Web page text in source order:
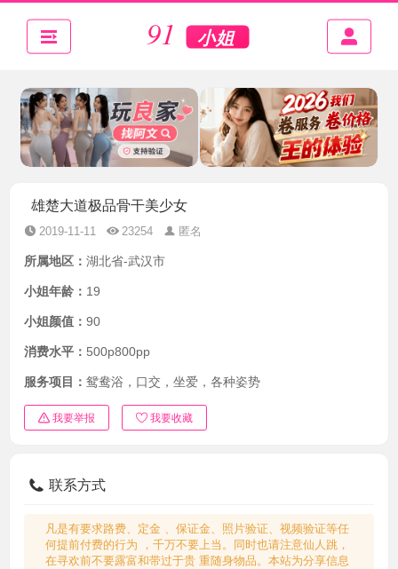
雄楚大道极品骨干美少女
2019-11-11 23254 匿名
所属地区： 湖北省-武汉市
小姐年龄： 19
小姐颜值： 90
消费水平： 500p800pp
服务项目： 鸳鸯浴，口交，坐爱，各种姿势
我要举报 我要收藏
联系方式
凡是有要求路费、定金 、保证金、照片验证、视频验证等任
何提前付费的行为 ，千万不要上当。同时也请注意仙人跳，
在寻欢前不要露富和带过于贵 重随身物品。本站为分享信息